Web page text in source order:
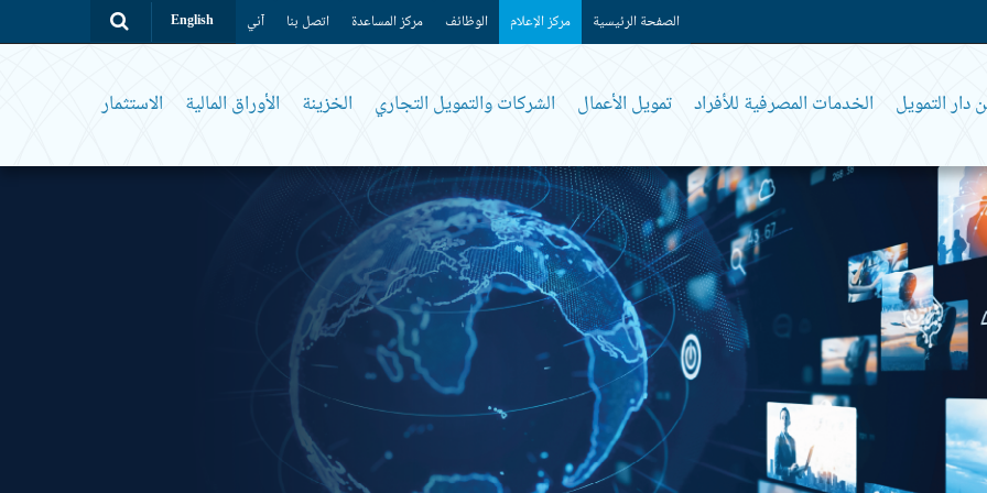
الصفحة الرئيسية مركز الإعلام الوظائف مركز المساعدة اتصل بنا آني English
دار التمويل الخدمات المصرفية للأفراد تمويل الأعمال الشركات والتمويل التجاري الخزينة الأوراق المالية الاستثمار